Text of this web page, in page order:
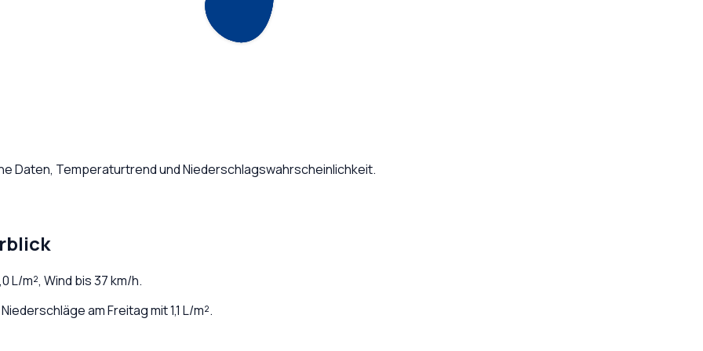
Daten, Temperaturtrend und Niederschlagswahrscheinlichkeit.
L/m², Wind bis37km/h.
am Freitag mit 1,1 L/m².